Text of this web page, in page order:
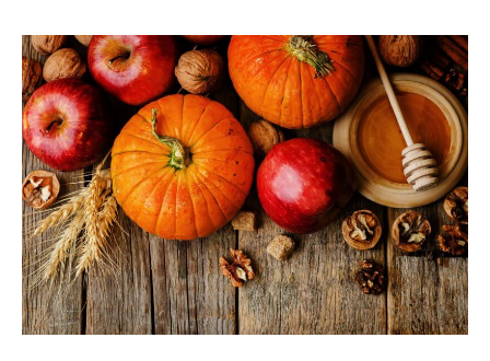
Benessere
in
Autunno:
come
proteggere
corpo
e
mente
con
l’alimentazione